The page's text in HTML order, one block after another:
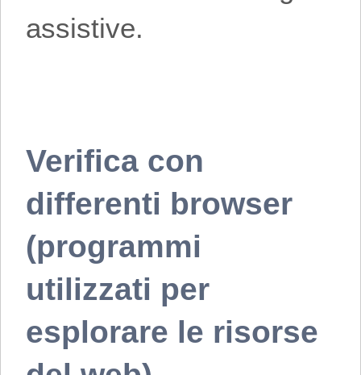
assistive.
Verifica con
differenti browser
(programmi
utilizzati per
esplorare le risorse